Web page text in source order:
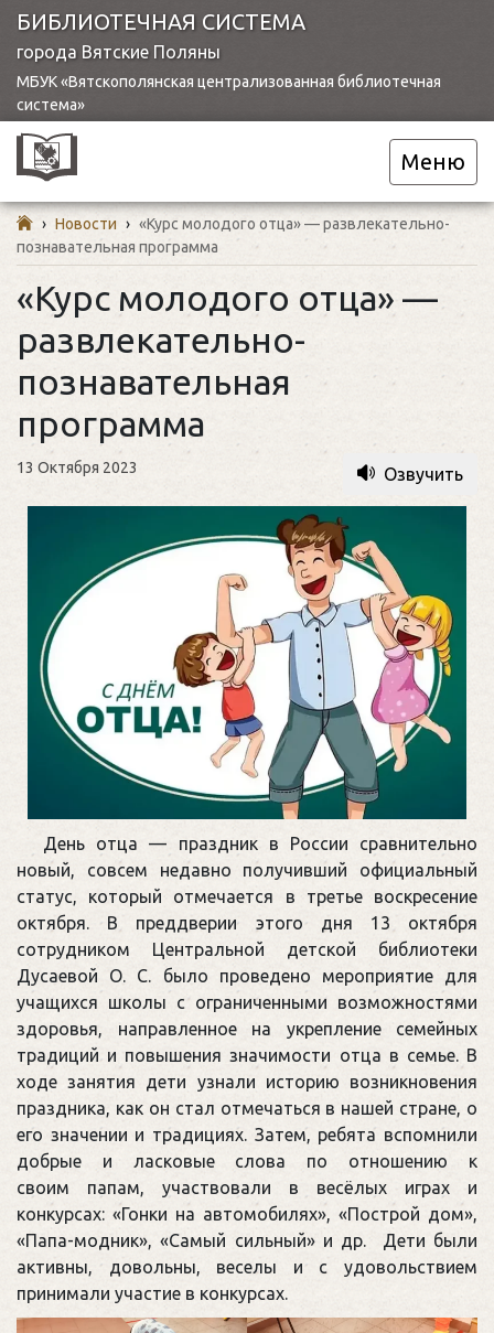
БИБЛИОТЕЧНАЯ СИСТЕМА
города Вятские Поляны
МБУК «Вятскополянская централизованная библиотечная
система»
Меню
› Новости › «Курс молодого отца» — развлекательно-
познавательная программа
«Курс молодого отца» —
развлекательно-
познавательная
программа
13 Октября 2023 Озвучить
День отца — праздник в России сравнительно
новый, совсем недавно получивший официальный
статус, который отмечается в третье воскресение
октября. В преддверии этого дня 13 октября
сотрудником Центральной детской библиотеки
Дусаевой О. С. было проведено мероприятие для
учащихся школы с ограниченными возможностями
здоровья, направленное на укрепление семейных
традиций и повышения значимости отца в семье. В
ходе занятия дети узнали историю возникновения
праздника, как он стал отмечаться в нашей стране, о
его значении и традициях. Затем, ребята вспомнили
добрые и ласковые слова по отношению к
своим папам,
участвовали в весёлых играх и
конкурсах: «Гонки на автомобилях», «Построй дом»,
«Папа-модник», «Самый сильный» и др. Дети были
активны, довольны, веселы и с удовольствием
принимали участие в конкурсах.